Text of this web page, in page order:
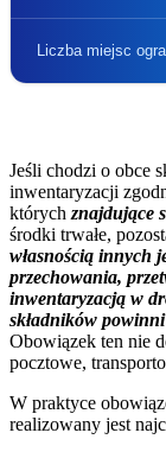
Liczba miejsc
Jeśli chodzi o obce
inwentaryzacji
których znajdujące
środki trwałe,
własnością innych
przechowania,
inwentaryzacją w
składników
Obowiązek ten nie
pocztowe,
W praktyce
realizowany jest